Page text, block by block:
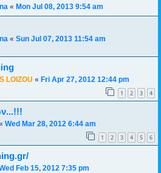
« Mon Jul 08, 2013 9:54 am
« Sun Jul 07, 2013 11:54 am
LOIZOU « Fri Apr 27, 2012 12:44 pm
1 2 3 4
Wed Mar 28, 2012 6:44 am
1 2 3 4 5 6
Feb 15, 2012 7:35 pm